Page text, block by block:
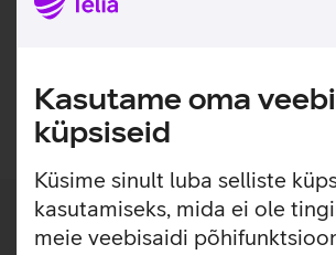
Kasutame oma
küpsiseid
Küsime sinult luba selliste
kasutamiseks, mida ei ole
meie veebisaidi
laadimine tagastada. Kuupakkumistele
Lisan ostukorvi
Lisainfo Tehnilised